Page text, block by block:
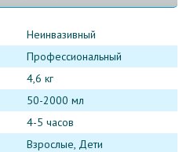
Неинвазивный
Профессиональный
4,6 кг
50-2000 мл
4-5 часов
Взрослые, Дети